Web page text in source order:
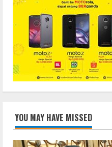
YOU MAY HAVE MISSED